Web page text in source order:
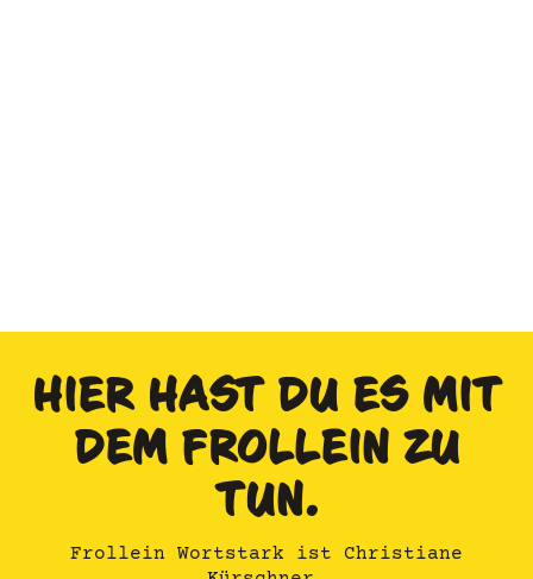
HIER HAST DU ES MIT
DEM FROLLEIN ZU
TUN.
Frollein Wortstark ist Christiane